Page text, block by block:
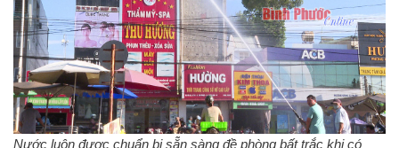
Nước luôn được chuẩn bị sẵn sàng đề phòng bất trắc khi có